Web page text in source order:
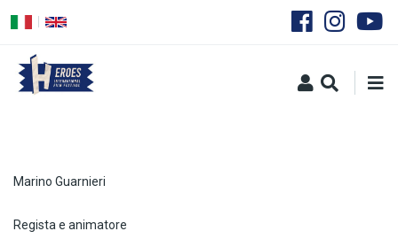
principale
Marino Guarnieri
Regista e animatore